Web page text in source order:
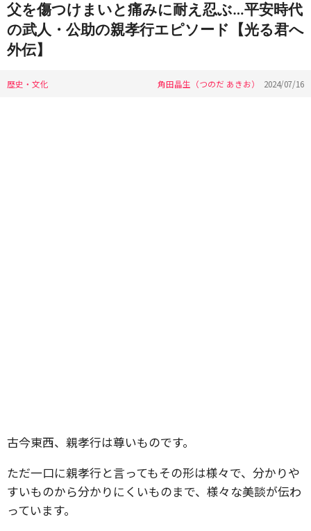
父を傷つけまいと痛みに耐え忍ぶ…平安時代
の武人・公助の親孝行エピソード【光る君へ
外伝】
歴史・文化 角田晶生（つのだ あきお） 2024/07/16
古今東西、親孝行は尊いものです。
ただ一口に親孝行と言ってもその形は様々で、分かりや
すいものから分かりにくいものまで、様々な美談が伝わ
っています。